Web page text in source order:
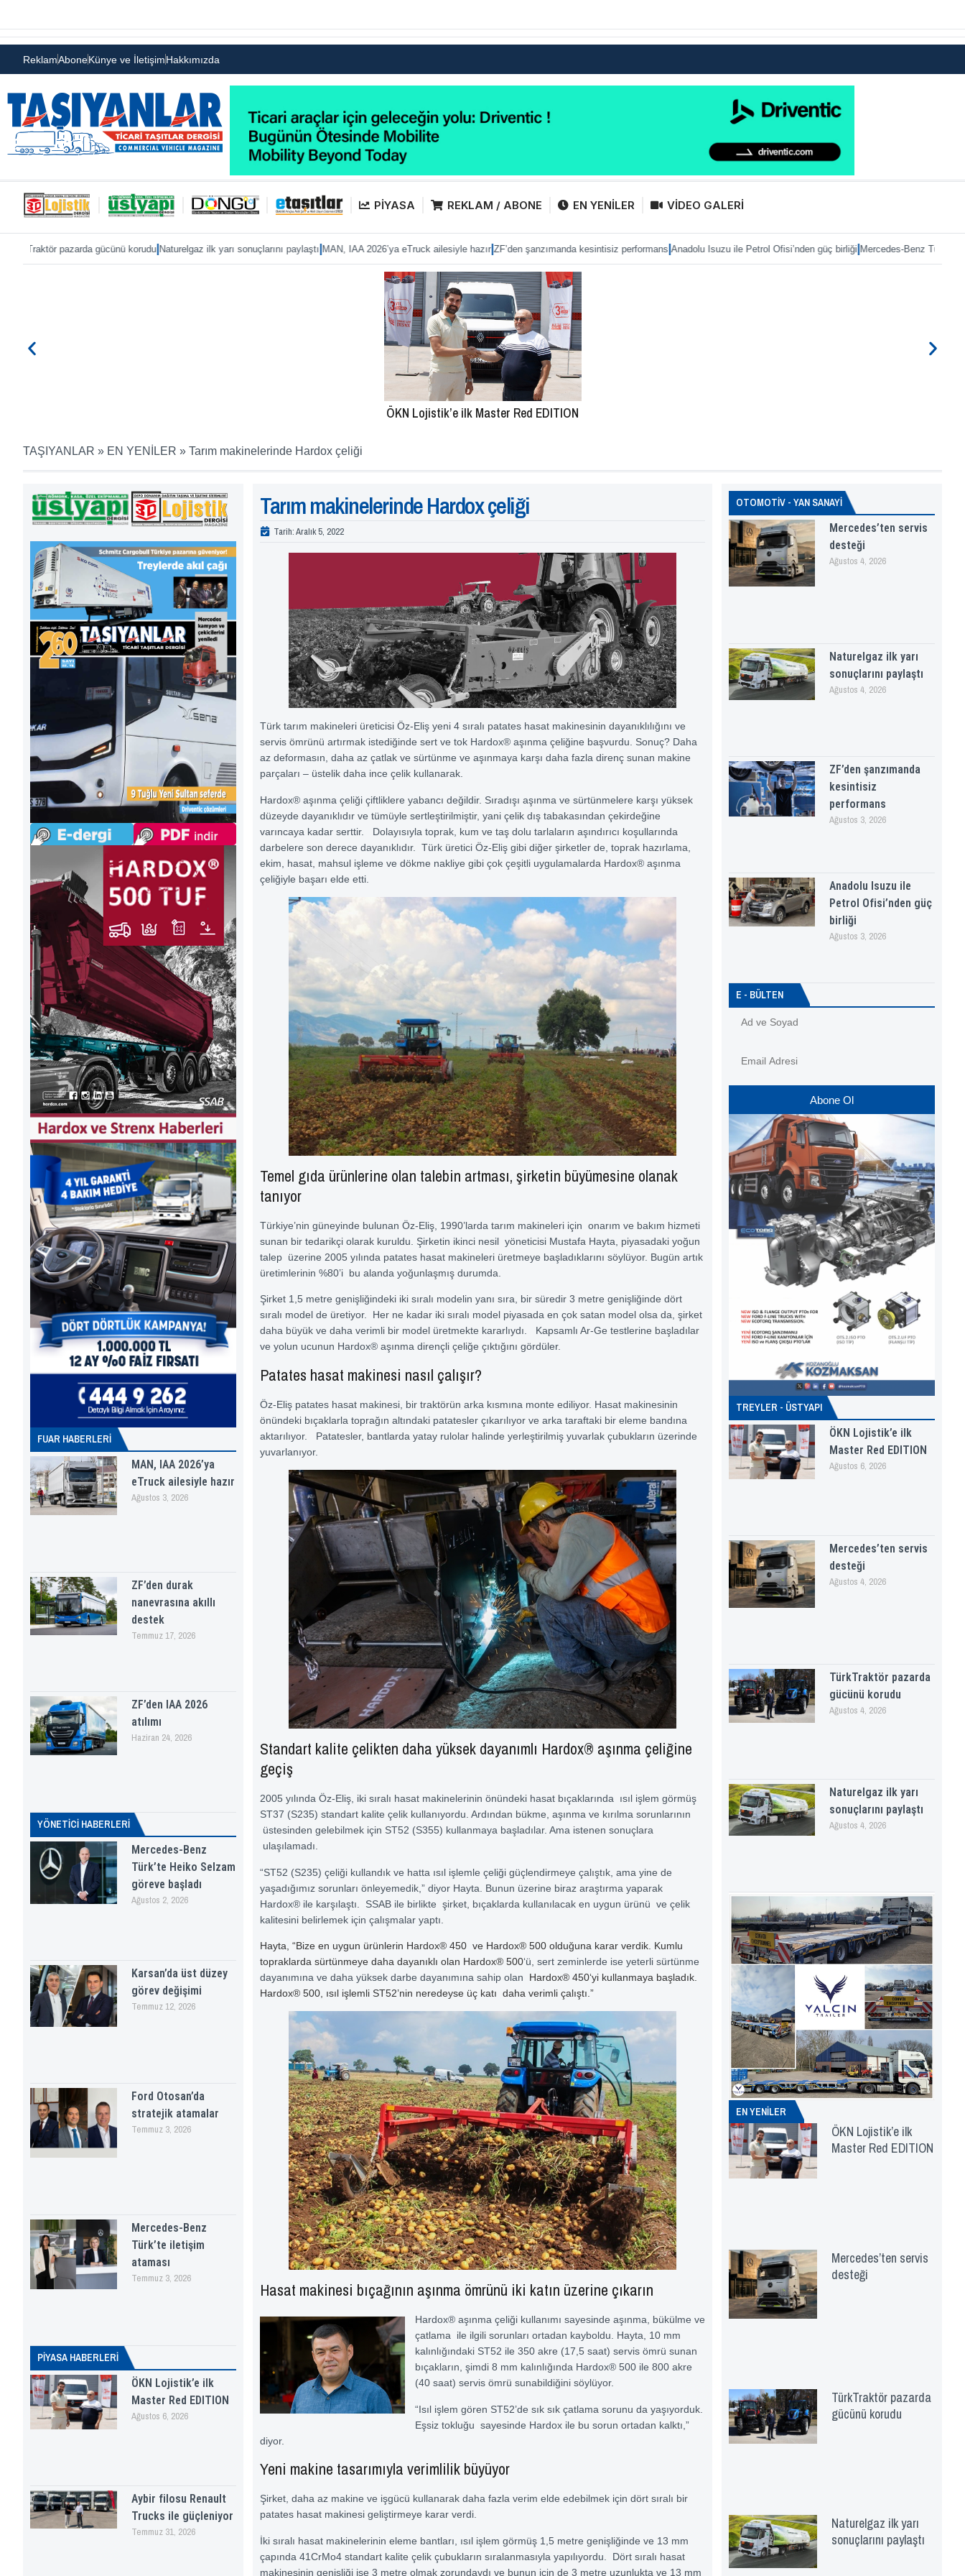
ReklamAboneKünye ve İletişimHakkımızda
PİYASA REKLAM / ABONE EN YENİLER VİDEO GALERİ
gücünü korudu|Naturelgaz ilk yarı sonuçlarını paylaştı|MAN, IAA 2026’ya eTruck ailesiyle hazır|ZF’den şanzımanda kesintisiz performans|Anadolu Isuzu ile Petrol Ofisi’nden güç birliği|Mercedes-Benz Türk’te Heiko Selzam
ÖKN Lojistik’e ilk Master Red EDITION
TAŞIYANLAR » EN YENİLER » Tarım makinelerinde Hardox çeliği
FUAR HABERLERI
MAN, IAA 2026’ya
eTruck ailesiyle hazır
Ağustos 3, 2026
ZF’den durak
nanevrasına akıllı
destek
Temmuz 17, 2026
ZF’den IAA 2026
atılımı
Haziran 24, 2026
YÖNETICI HABERLERI
Mercedes-Benz
Türk’te Heiko Selzam
göreve başladı
Ağustos 2, 2026
Karsan’da üst düzey
görev değişimi
Temmuz 12, 2026
Ford Otosan’da
stratejik atamalar
Temmuz 3, 2026
Mercedes-Benz
Türk’te iletişim
ataması
Temmuz 3, 2026
PİYASA HABERLERI
ÖKN Lojistik’e ilk
Master Red EDITION
Ağustos 6, 2026
Aybir filosu Renault
Trucks ile güçleniyor
Temmuz 31, 2026
Tarım makinelerinde Hardox çeliği
Tarih:Aralık 5, 2022
Türk tarım makineleri üreticisi Öz-Eliş yeni 4 sıralı patates hasat makinesinin dayanıklılığını ve
servis ömrünü artırmak istediğinde sert ve tok Hardox® aşınma çeliğine başvurdu. Sonuç? Daha
az deformasın, daha az çatlak ve sürtünme ve aşınmaya karşı daha fazla direnç sunan makine
parçaları – üstelik daha ince çelik kullanarak.
Hardox® aşınma çeliği çiftliklere yabancı değildir. Sıradışı aşınma ve sürtünmelere karşı yüksek
düzeyde dayanıklıdır ve tümüyle sertleştirilmiştir, yani çelik dış tabakasından çekirdeğine
varıncaya kadar serttir. Dolayısıyla toprak, kum ve taş dolu tarlaların aşındırıcı koşullarında
darbelere son derece dayanıklıdır. Türk üretici Öz-Eliş gibi diğer şirketler de, toprak hazırlama,
ekim, hasat, mahsul işleme ve dökme nakliye gibi çok çeşitli uygulamalarda Hardox® aşınma
çeliğiyle başarı elde etti.
Temel gıda ürünlerine olan talebin artması, şirketin büyümesine olanak
tanıyor
Türkiye’nin güneyinde bulunan Öz-Eliş, 1990’larda tarım makineleri için onarım ve bakım hizmeti
sunan bir tedarikçi olarak kuruldu. Şirketin ikinci nesil yöneticisi Mustafa Hayta, piyasadaki yoğun
talep üzerine 2005 yılında patates hasat makineleri üretmeye başladıklarını söylüyor. Bugün artık
üretimlerinin %80’i bu alanda yoğunlaşmış durumda.
Şirket 1,5 metre genişliğindeki iki sıralı modelin yanı sıra, bir süredir 3 metre genişliğinde dört
sıralı model de üretiyor. Her ne kadar iki sıralı model piyasada en çok satan model olsa da, şirket
daha büyük ve daha verimli bir model üretmekte kararlıydı. Kapsamlı Ar-Ge testlerine başladılar
ve yolun ucunun Hardox® aşınma dirençli çeliğe çıktığını gördüler.
Patates hasat makinesi nasıl çalışır?
Öz-Eliş patates hasat makinesi, bir traktörün arka kısmına monte ediliyor. Hasat makinesinin
önündeki bıçaklarla toprağın altındaki patatesler çıkarılıyor ve arka taraftaki bir eleme bandına
aktarılıyor. Patatesler, bantlarda yatay rulolar halinde yerleştirilmiş yuvarlak çubukların üzerinde
yuvarlanıyor.
Standart kalite çelikten daha yüksek dayanımlı Hardox® aşınma çeliğine
geçiş
2005 yılında Öz-Eliş, iki sıralı hasat makinelerinin önündeki hasat bıçaklarında ısıl işlem görmüş
ST37 (S235) standart kalite çelik kullanıyordu. Ardından bükme, aşınma ve kırılma sorunlarının
üstesinden gelebilmek için ST52 (S355) kullanmaya başladılar. Ama istenen sonuçlara
ulaşılamadı.
“ST52 (S235) çeliği kullandık ve hatta ısıl işlemle çeliği güçlendirmeye çalıştık, ama yine de
yaşadığımız sorunları önleyemedik,” diyor Hayta. Bunun üzerine biraz araştırma yaparak
Hardox® ile karşılaştı. SSAB ile birlikte şirket, bıçaklarda kullanılacak en uygun ürünü ve çelik
kalitesini belirlemek için çalışmalar yaptı.
Hayta, “Bize en uygun ürünlerin Hardox® 450 ve Hardox® 500 olduğuna karar verdik. Kumlu
topraklarda sürtünmeye daha dayanıklı olan Hardox® 500‘ü, sert zeminlerde ise yeterli sürtünme
dayanımına ve daha yüksek darbe dayanımına sahip olan
Hardox® 450‘yi kullanmaya başladık.
Hardox® 500, ısıl işlemli ST52’nin neredeyse üç katı daha verimli çalıştı.”
Hasat makinesi bıçağının aşınma ömrünü iki katın üzerine çıkarın
Hardox® aşınma çeliği kullanımı sayesinde aşınma, bükülme ve
çatlama ile ilgili sorunları ortadan kayboldu. Hayta, 10 mm
kalınlığındaki ST52 ile 350 akre (17,5 saat) servis ömrü sunan
bıçakların, şimdi 8 mm kalınlığında Hardox® 500 ile 800 akre
(40 saat) servis ömrü sunabildiğini söylüyor.
“Isıl işlem gören ST52’de sık sık çatlama sorunu da yaşıyorduk.
Eşsiz tokluğu sayesinde Hardox ile bu sorun ortadan kalktı,”
diyor.
Yeni makine tasarımıyla verimlilik büyüyor
Şirket, daha az makine ve işgücü kullanarak daha fazla verim elde edebilmek için dört sıralı bir
patates hasat makinesi geliştirmeye karar verdi.
İki sıralı hasat makinelerinin eleme bantları, ısıl işlem görmüş 1,5 metre genişliğinde ve 13 mm
çapında 41CrMo4 standart kalite çelik çubukların sıralanmasıyla yapılıyordu. Dört sıralı hasat
makinesinin genişliği ise 3 metre olmak zorundaydı ve bunun için de 3 metre uzunlukta ve 13 mm
OTOMOTİV - YAN SANAYİ
Mercedes’ten servis
desteği
Ağustos 4, 2026
Naturelgaz ilk yarı
sonuçlarını paylaştı
Ağustos 4, 2026
ZF’den şanzımanda
kesintisiz
performans
Ağustos 3, 2026
Anadolu Isuzu ile
Petrol Ofisi’nden güç
birliği
Ağustos 3, 2026
E - BÜLTEN
Abone Ol
TREYLER - ÜSTYAPI
ÖKN Lojistik’e ilk
Master Red EDITION
Ağustos 6, 2026
Mercedes’ten servis
desteği
Ağustos 4, 2026
TürkTraktör pazarda
gücünü korudu
Ağustos 4, 2026
Naturelgaz ilk yarı
sonuçlarını paylaştı
Ağustos 4, 2026
EN YENİLER
ÖKN Lojistik’e ilk
Master Red EDITION
Mercedes’ten servis
desteği
TürkTraktör pazarda
gücünü korudu
Naturelgaz ilk yarı
sonuçlarını paylaştı